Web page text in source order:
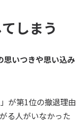
しまう
思いつきや思い込み
が第1位の撤退理由
る人がいなかった